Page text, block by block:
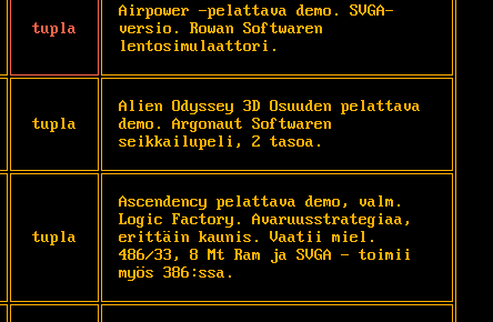
tupla
Airpower -pelattava demo. SVGA-
versio. Rowan Softwaren
lentosimulaattori.
tupla
Alien Odyssey 3D Osuuden pelattava
demo. Argonaut Softwaren
seikkailupeli, 2 tasoa.
tupla
Ascendency pelattava demo, valm.
Logic Factory. Avaruusstrategiaa,
erittäin kaunis. Vaatii miel.
486/33, 8 Mt Ram ja SVGA - toimii
myös 386:ssa.